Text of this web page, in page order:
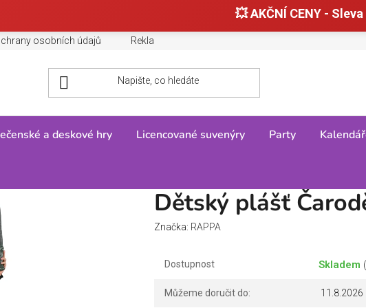
💥 AKČNÍ CENY - Sleva
osobních údajů Reklamace, výměny a vrácení zboží
a deskové hry Licencované suvenýry Party
Dětský plášť
Značka: RAPPA
Dostupnost Skladem
Můžeme doručit do: 11.8.2026